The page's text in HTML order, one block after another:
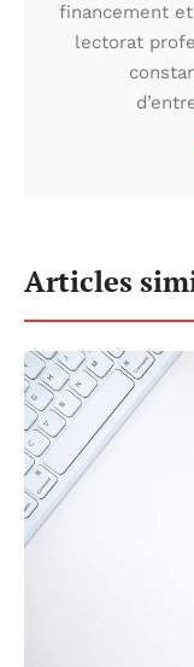
financement
lectorat
Articles